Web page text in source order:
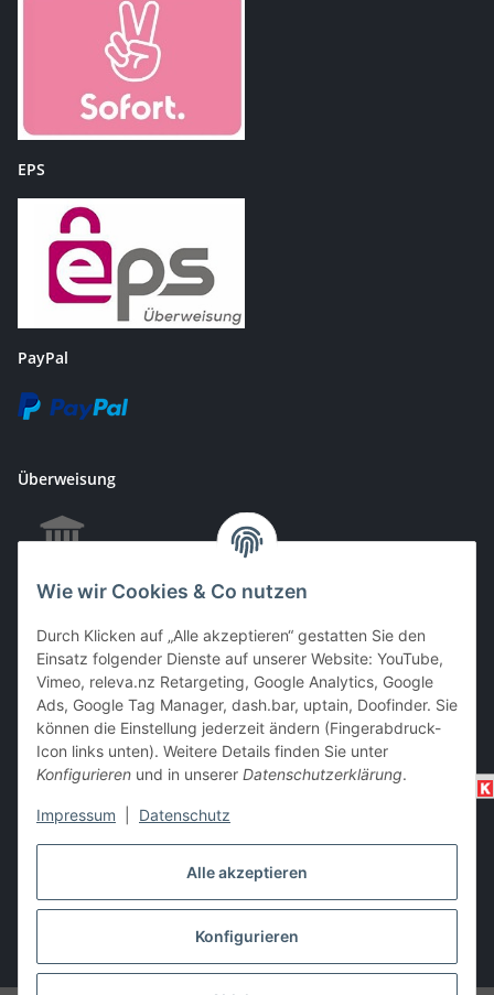
Alle akzeptieren
Konfigurieren
Wie wir Cookies & Co nutzen
Durch Klicken auf „Alle akzeptieren“ gestatten Sie den
Einsatz folgender Dienste auf unserer Website: YouTube,
Vimeo, releva.nz Retargeting, Google Analytics, Google
Ads, Google Tag Manager, dash.bar, uptain, Doofinder. Sie
können die Einstellung jederzeit ändern (Fingerabdruck-
Icon links unten). Weitere Details finden Sie unter
Konfigurieren und in unserer Datenschutzerklärung.
Impressum Datenschutz
EPS
PayPal
Überweisung
EC & Kreditkartenzahlung bei Abholung
Barzahlung bei Abholung
Vertrag widerrufen
* Alle Preise inkl. gesetzlicher USt., zzgl.Versand